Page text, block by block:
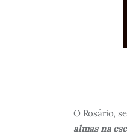
O Rosário,
almas na